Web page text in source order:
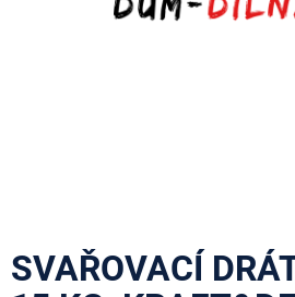
SVAŘOVACÍ